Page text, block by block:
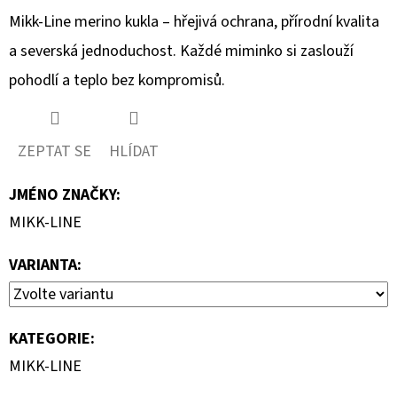
Mikk-Line merino kukla – hřejivá ochrana, přírodní kvalita
a severská jednoduchost. Každé miminko si zaslouží
pohodlí a teplo bez kompromisů.
ZEPTAT SE
HLÍDAT
JMÉNO ZNAČKY:
MIKK-LINE
VARIANTA:
KATEGORIE:
MIKK-LINE